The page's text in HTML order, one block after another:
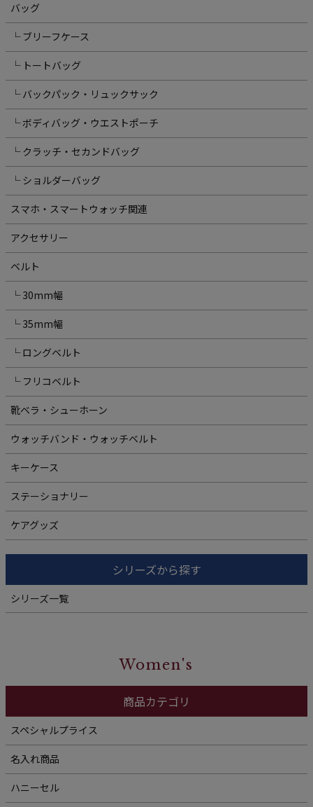
バッグ
└ ブリーフケース
└ トートバッグ
└ バックパック・リュックサック
└ ボディバッグ・ウエストポーチ
└ クラッチ・セカンドバッグ
└ ショルダーバッグ
スマホ・スマートウォッチ関連
アクセサリー
ベルト
└ 30mm幅
└ 35mm幅
└ ロングベルト
└ フリコベルト
靴ベラ・シューホーン
ウォッチバンド・ウォッチベルト
キーケース
ステーショナリー
ケアグッズ
シリーズから探す
シリーズ一覧
Women's
商品カテゴリ
スペシャルプライス
名入れ商品
ハニーセル